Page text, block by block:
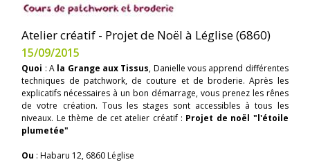
Atelier créatif - Projet de Noël à Léglise (6860)
15/09/2015
Quoi : A la Grange aux Tissus, Danielle vous apprend différentes
techniques de patchwork, de couture et de broderie. Après les
explicatifs nécessaires à un bon démarrage, vous prenez les rênes
de votre création. Tous les stages sont accessibles à tous les
niveaux. Le thème de cet atelier créatif : Projet de noël "l'étoile
plumetée"
Ou : Habaru 12, 6860 Léglise